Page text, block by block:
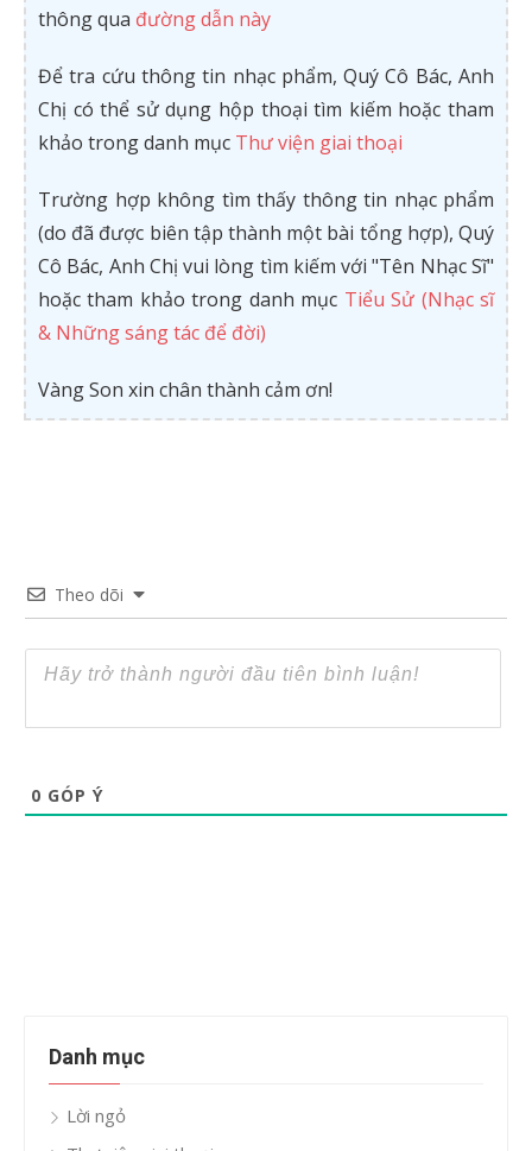
thông qua đường dẫn này
Để tra cứu thông tin nhạc phẩm, Quý Cô Bác, Anh
Chị có thể sử dụng hộp thoại tìm kiếm hoặc tham
khảo trong danh mục Thư viện giai thoại
Trường hợp không tìm thấy thông tin nhạc phẩm
(do đã được biên tập thành một bài tổng hợp), Quý
Cô Bác, Anh Chị vui lòng tìm kiếm với "Tên Nhạc Sĩ"
hoặc tham khảo trong danh mục Tiểu Sử (Nhạc sĩ
& Những sáng tác để đời)
Vàng Son xin chân thành cảm ơn!
Theo dõi
0 GÓP Ý
Danh mục
Lời ngỏ